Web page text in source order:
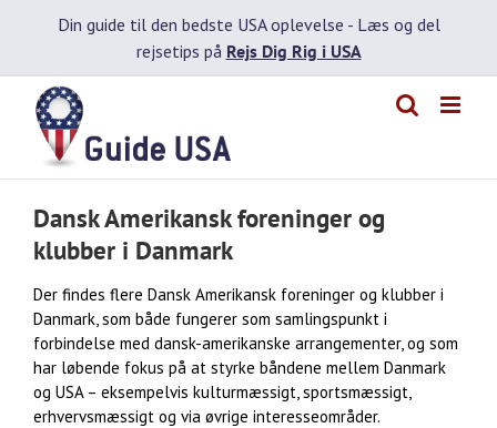
Din guide til den bedste USA oplevelse - Læs og del
rejsetips på Rejs Dig Rig i USA
Dansk Amerikansk foreninger og
klubber i Danmark
Der findes flere Dansk Amerikansk foreninger og klubber i
Danmark, som både fungerer som samlingspunkt i
forbindelse med dansk-amerikanske arrangementer, og som
har løbende fokus på at styrke båndene mellem Danmark
og USA – eksempelvis kulturmæssigt, sportsmæssigt,
erhvervsmæssigt og via øvrige interesseområder.